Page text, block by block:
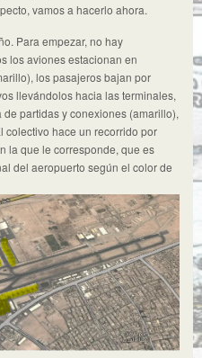
vamos a hacerlo ahora.
Para empezar, no hay
los aviones estacionan en
los pasajeros bajan por
llevándolos hacia las terminales,
partidas y conexiones (amarillo),
colectivo hace un recorrido por
la que le corresponde, que es
del aeropuerto según el color de